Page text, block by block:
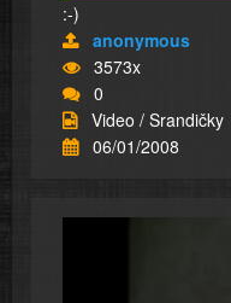
:-)
anonymous
3573x
0
Video / Srandičky
06/01/2008